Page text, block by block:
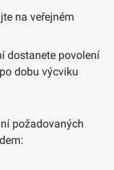
na veřejném
dostanete povolení
dobu výcviku
požadovaných